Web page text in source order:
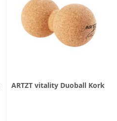
ARTZT vitality Duoball Kork